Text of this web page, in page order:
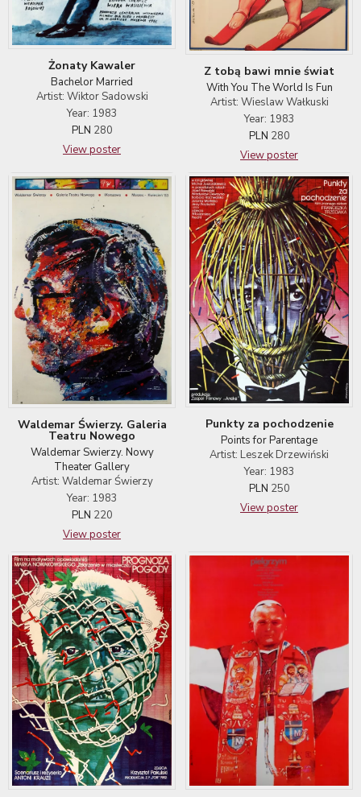
Żonaty Kawaler
Bachelor Married
Artist: Wiktor Sadowski
Year: 1983
PLN 280
View poster
Z tobą bawi mnie świat
With You The World Is Fun
Artist: Wieslaw Wałkuski
Year: 1983
PLN 280
View poster
Waldemar Świerzy. Galeria
Teatru Nowego
Waldemar Swierzy. Nowy
Theater Gallery
Artist: Waldemar Świerzy
Year: 1983
PLN 220
View poster
Punkty za pochodzenie
Points for Parentage
Artist: Leszek Drzewiński
Year: 1983
PLN 250
View poster